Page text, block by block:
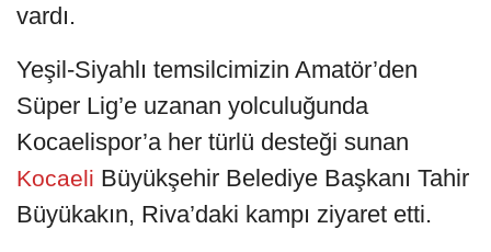
vardı.
Yeşil-Siyahlı temsilcimizin Amatör’den
Süper Lig’e uzanan yolculuğunda
Kocaelispor’a her türlü desteği sunan
Kocaeli Büyükşehir Belediye Başkanı Tahir
Büyükakın, Riva’daki kampı ziyaret etti.